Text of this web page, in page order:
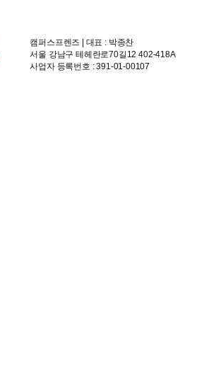
캠퍼스프렌즈 | 대표 : 박종찬
서울 강남구 테헤란로70길12 402-418A
사업자 등록번호 : 391-01-00107